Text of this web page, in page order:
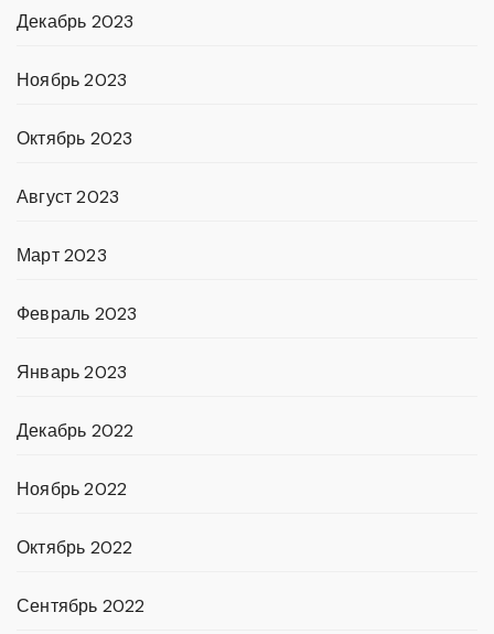
Декабрь 2023
Ноябрь 2023
Октябрь 2023
Август 2023
Март 2023
Февраль 2023
Январь 2023
Декабрь 2022
Ноябрь 2022
Октябрь 2022
Сентябрь 2022